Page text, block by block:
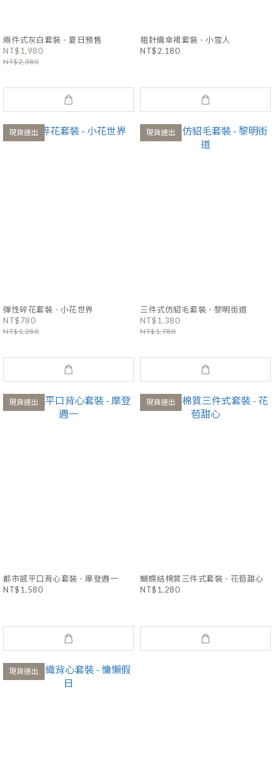
兩件式灰白套裝 - 夏日預售
NT$1,980
NT$2,380
粗針織傘裙套裝 - 小雪人
NT$2,180
現貨速出
彈性碎花套裝 - 小花世界
NT$780
NT$1,280
現貨速出
三件式仿貂毛套裝 - 黎明街道
NT$1,380
NT$1,780
現貨速出
都市感平口背心套裝 - 摩登週一
NT$1,580
現貨速出
蝴蝶結棉質三件式套裝 - 花苞甜心
NT$1,280
現貨速出